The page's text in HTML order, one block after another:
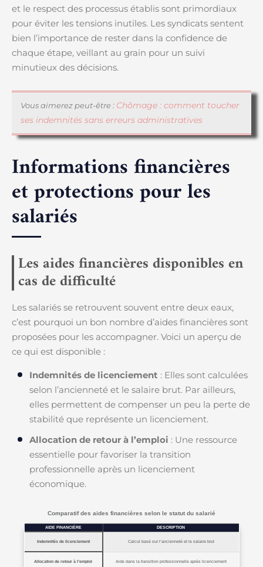
et le respect des processus établis sont primordiaux
pour éviter les tensions inutiles. Les syndicats sentent
bien l’importance de rester dans la confidence de
chaque étape, veillant au grain pour un suivi
minutieux des décisions.
Vous aimerez peut-être : Chômage : comment toucher
ses indemnités sans erreurs administratives
Informations financières
et protections pour les
salariés
Les aides financières disponibles en
cas de difficulté
Les salariés se retrouvent souvent entre deux eaux,
c’est pourquoi un bon nombre d’aides financières sont
proposées pour les accompagner. Voici un aperçu de
ce qui est disponible :
Indemnités de licenciement : Elles sont calculées
selon l’ancienneté et le salaire brut. Par ailleurs,
elles permettent de compenser un peu la perte de
stabilité que représente un licenciement.
Allocation de retour à l’emploi : Une ressource
essentielle pour favoriser la transition
professionnelle après un licenciement
économique.
Comparatif des aides financières selon le statut du salarié
AIDE FINANCIÈRE DESCRIPTION
Indemnités de licenciement Calcul basé sur l’ancienneté et le salaire brut
Allocation de retour à l’emploi Aide dans la transition professionnelle après licenciement